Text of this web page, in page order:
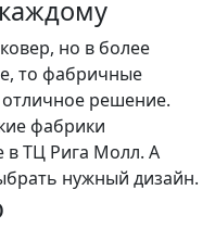
но в более
то фабричные
решение.
фабрики
в ТЦ Рига Молл. А
нужный дизайн.